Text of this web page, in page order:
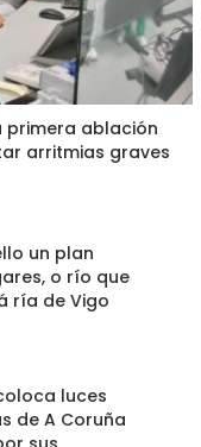
primera ablación
arritmias graves
un plan
o río que
ría de Vigo
luces
de A Coruña